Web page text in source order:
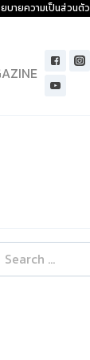
บายความเป็นส่วนตัว
Search